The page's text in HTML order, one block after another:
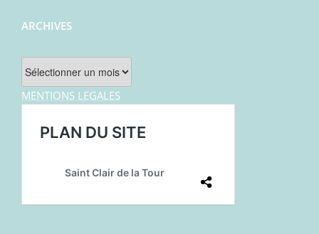
ARCHIVES
Archives
MENTIONS LEGALES